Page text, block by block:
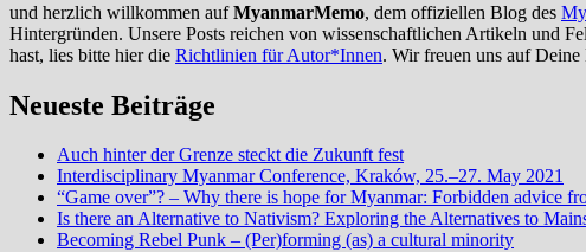
und herzlich willkommen aufMyanmarMemo, dem offiziellen Blog des
Hintergründen. Unsere Posts reichen von wissenschaftlichen Artikeln und
hast, lies bitte hier die Richtlinien für Autor*Innen. Wir freuen uns auf Deine
Neueste Beiträge
Auch hinter der Grenze steckt die Zukunft fest
Interdisciplinary Myanmar Conference, Kraków, 25.–27. May 2021
“Game over”? – Why there is hope for Myanmar: Forbidden advice
Is there an Alternative to Nativism? Exploring the Alternatives to
Becoming Rebel Punk – (Per)forming (as) a cultural minority